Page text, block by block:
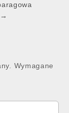
Wymagane